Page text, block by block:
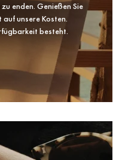
enden. Genießen Sie
auf unsere Kosten.
besteht.